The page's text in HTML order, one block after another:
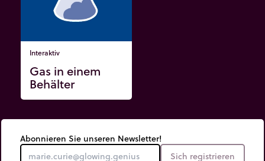
Interaktiv
Gas in einem
Behälter
Abonnieren Sie unseren Newsletter!
Sich registrieren